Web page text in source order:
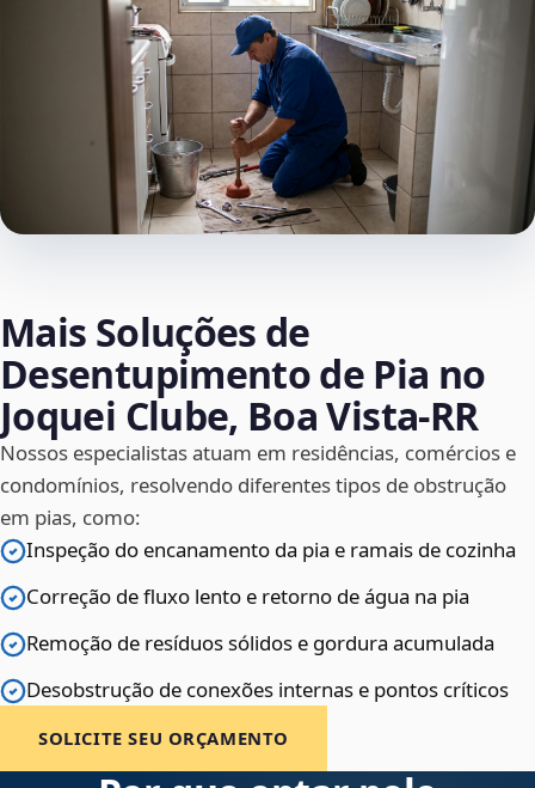
Mais Soluções de
Desentupimento de Pia no
Joquei Clube, Boa Vista‑RR
Nossos especialistas atuam em residências, comércios e
condomínios, resolvendo diferentes tipos de obstrução
em pias, como:
Inspeção do encanamento da pia e ramais de cozinha
Correção de fluxo lento e retorno de água na pia
Remoção de resíduos sólidos e gordura acumulada
Desobstrução de conexões internas e pontos críticos
SOLICITE SEU ORÇAMENTO